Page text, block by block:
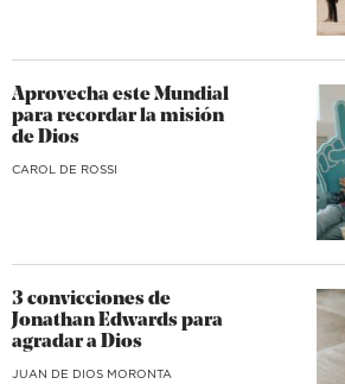
Aprovecha este Mundial
para recordar la misión
de Dios
CAROL DE ROSSI
3 convicciones de
Jonathan Edwards para
agradar a Dios
JUAN DE DIOS MORONTA